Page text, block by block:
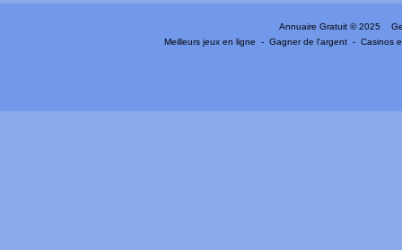
Annuaire Gratuit © 2025
Meilleurs jeux en ligne
-Gagner de l'argent -Casinos